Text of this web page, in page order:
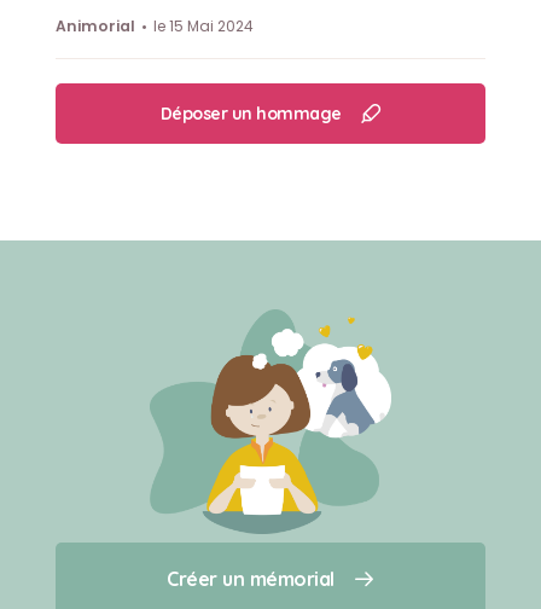
Créer un mémorial
Qui sommes-nous ?
Animorial
le 15 Mai 2024
Déposer un hommage
Créer un mémorial